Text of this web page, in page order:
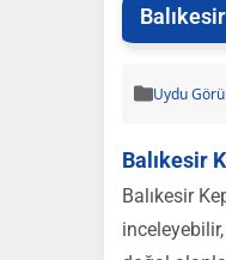
Uydu
Balıkesir
Balıkesir